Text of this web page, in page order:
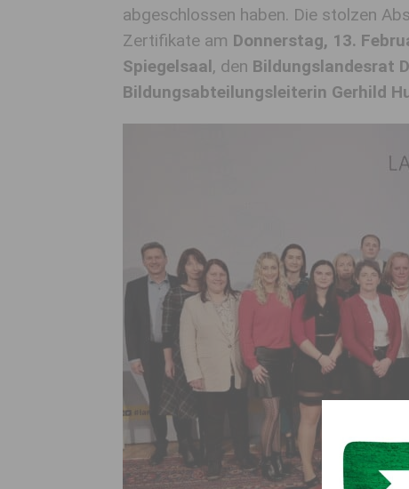
abgeschlossen haben. Die stolzen
Zertifikate am Donnerstag, 13.
Spiegelsaal, den Bildungslandesrat
Bildungsabteilungsleiterin Gerhild